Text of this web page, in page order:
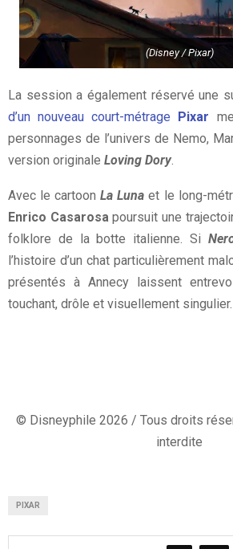
(Disney / Pixar)
La session a également réservé une
d’un nouveau court-métrage Pixar
personnages de l’univers de Nemo,
version originale Loving Dory.
Avec le cartoonLa Luna et le long-
Enrico Casarosapoursuit une
folklore de la botte italienne. Si
l’histoire d’un chat particulièrement
présentés à Annecy laissent
touchant, drôle et visuellement singulier.
© Disneyphile 2026 / Tous droits
interdite
PIXAR